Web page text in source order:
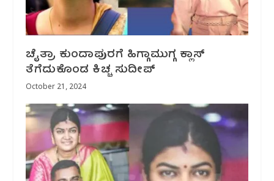
ಚೈತ್ರಾ ಕುಂದಾಪುರಗೆ ಹಿಗ್ಗಾಮುಗ್ಗ ಕ್ಲಾಸ್‌
ತೆಗೆದುಕೊಂಡ‌ ಕಿಚ್ಚ ಸುದೀಪ್
October 21, 2024